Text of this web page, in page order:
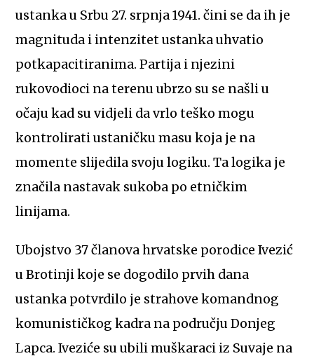
ustanka u Srbu 27. srpnja 1941. čini se da ih je
magnituda i intenzitet ustanka uhvatio
potkapacitiranima. Partija i njezini
rukovodioci na terenu ubrzo su se našli u
očaju kad su vidjeli da vrlo teško mogu
kontrolirati ustaničku masu koja je na
momente slijedila svoju logiku. Ta logika je
značila nastavak sukoba po etničkim
linijama.
Ubojstvo 37 članova hrvatske porodice Ivezić
u Brotinji koje se dogodilo prvih dana
ustanka potvrdilo je strahove komandnog
komunističkog kadra na području Donjeg
Lapca. Iveziće su ubili muškaraci iz Suvaje na